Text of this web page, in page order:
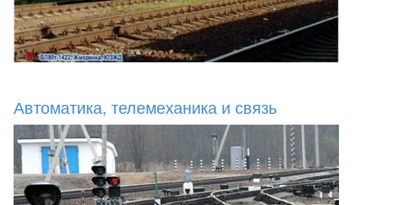
Автоматика, телемеханика и связь